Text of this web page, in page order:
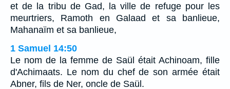
et de la tribu de Gad, la ville de refuge pour les
meurtriers, Ramoth en Galaad et sa banlieue,
Mahanaïm et sa banlieue,
1 Samuel 14:50
Le nom de la femme de Saül était Achinoam, fille
d'Achimaats. Le nom du chef de son armée était
Abner, fils de Ner, oncle de Saül.